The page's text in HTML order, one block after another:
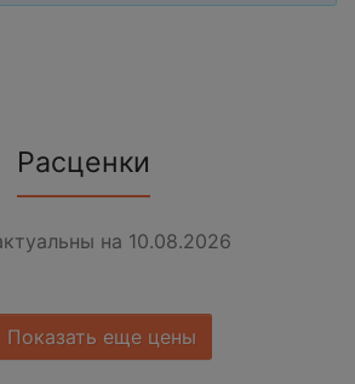
Расценки
на 10.08.2026
Показать еще цены